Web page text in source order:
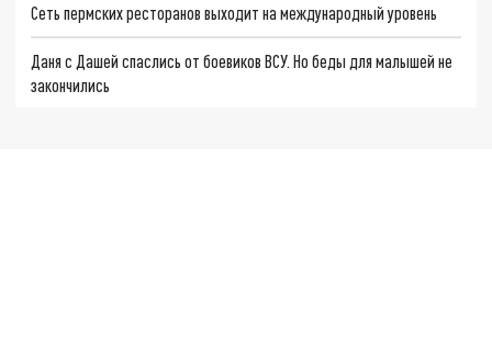
Сеть пермских ресторанов выходит на международный уровень
Даня с Дашей спаслись от боевиков ВСУ. Но беды для малышей не
закончились